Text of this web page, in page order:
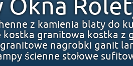
Okna
z kamienia blaty do
kostka granitowa kostka z
nagrobki ganit
ścienne stołowe